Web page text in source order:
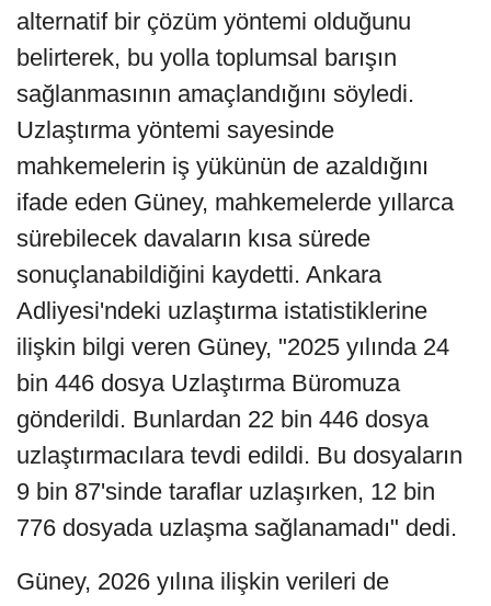
alternatif bir çözüm yöntemi olduğunu
belirterek, bu yolla toplumsal barışın
sağlanmasının amaçlandığını söyledi.
Uzlaştırma yöntemi sayesinde
mahkemelerin iş yükünün de azaldığını
ifade eden Güney, mahkemelerde yıllarca
sürebilecek davaların kısa sürede
sonuçlanabildiğini kaydetti. Ankara
Adliyesi'ndeki uzlaştırma istatistiklerine
ilişkin bilgi veren Güney, "2025 yılında 24
bin 446 dosya Uzlaştırma Büromuza
gönderildi. Bunlardan 22 bin 446 dosya
uzlaştırmacılara tevdi edildi. Bu dosyaların
9 bin 87'sinde taraflar uzlaşırken, 12 bin
776 dosyada uzlaşma sağlanamadı" dedi.
Güney, 2026 yılına ilişkin verileri de